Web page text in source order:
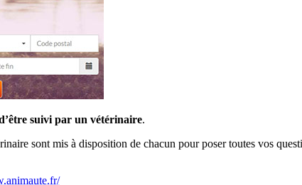
suivi par un vétérinaire.
sont mis à disposition de chacun pour poser toutes vos